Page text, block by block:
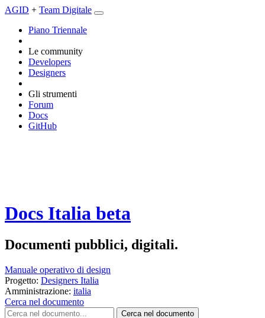
AGID + Team Digitale
Piano Triennale
Le community
Developers
Designers
Gli strumenti
Forum
Docs
GitHub
Docs Italia beta
Documenti pubblici, digitali.
Manuale operativo di design
Progetto: Designers Italia
Amministrazione: italia
Cerca nel documento
Cerca nel documento